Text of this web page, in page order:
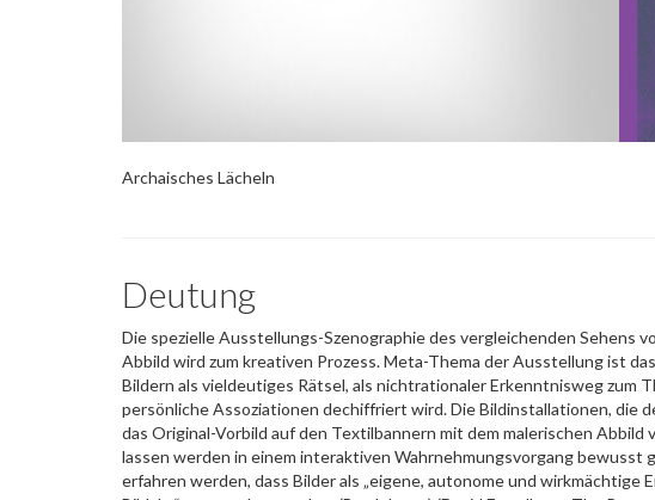
Archaisches Lächeln
Deutung
Die spezielle Ausstellungs-Szenographie des vergleichenden Sehens
Abbild wird zum kreativen Prozess. Meta-Thema der Ausstellung ist
Bildern als vieldeutiges Rätsel, als nichtrationaler Erkenntnisweg zum
persönliche Assoziationen dechiffriert wird. Die Bildinstallationen, die
das Original-Vorbild auf den Textilbannern mit dem malerischen Abbild
lassen werden in einem interaktiven Wahrnehmungsvorgang bewusst
erfahren werden, dass Bilder als „eigene, autonome und wirkmächtige